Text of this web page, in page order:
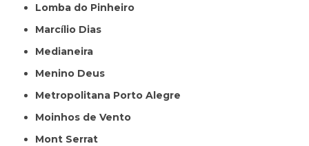
Lomba do Pinheiro
Marcílio Dias
Medianeira
Menino Deus
Metropolitana Porto Alegre
Moinhos de Vento
Mont Serrat